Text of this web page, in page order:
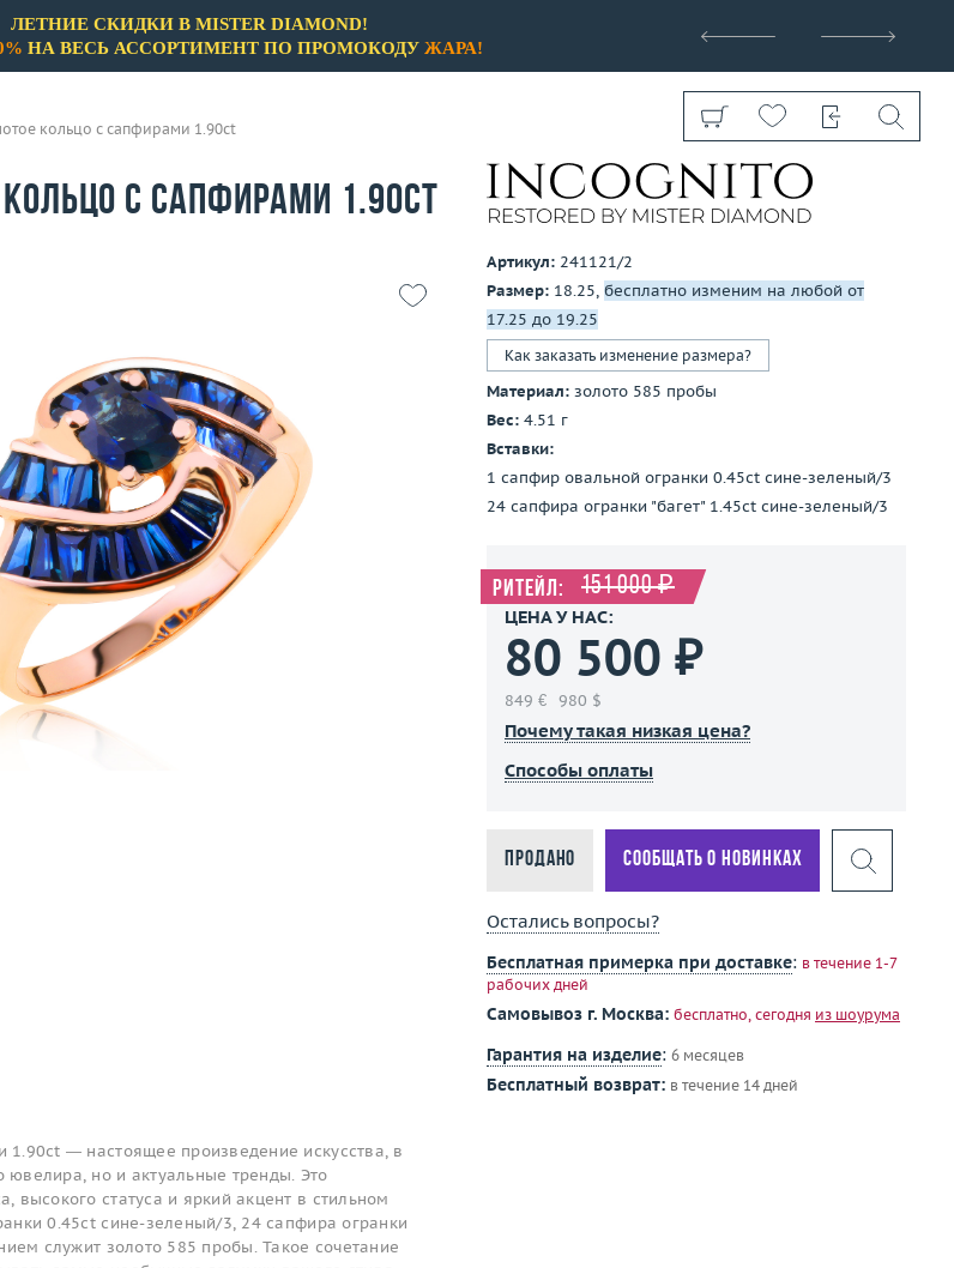
ЛЕТНИЕ СКИДКИ В MISTER DIAMOND!
НА ВЕСЬ АССОРТИМЕНТ ПО ПРОМОКОДУ ЖАРА!
Показать все
кольцо с сапфирами 1.90ct
с сапфирами 1.90ct
1.90ct — настоящее произведение искусства, в
ювелира, но и актуальные тренды. Это
высокого статуса и яркий акцент в стильном
0.45ct сине-зеленый/3, 24 сапфира огранки
служит золото 585 пробы. Такое сочетание
Артикул: 241121/2
Размер: 18.25, бесплатно изменим на любой от
17.25 до 19.25
Как заказать изменение размера?
Материал: золото 585 пробы
Вес: 4.51 г
Вставки:
1 сапфир овальной огранки 0.45ct сине-зеленый/3
24 сапфира огранки "багет" 1.45ct сине-зеленый/3
Ритейл: 151 000 ₽
ЦЕНА У НАС:
80 500 ₽
849 € 980 $
Почему такая низкая цена?
Способы оплаты
Продано Сообщать о новинках
Остались вопросы?
Бесплатная примерка при доставке: в течение 1-7
рабочих дней
Самовывоз г. Москва: бесплатно, сегодня из шоурума
Гарантия на изделие: 6 месяцев
Бесплатный возврат: в течение 14 дней